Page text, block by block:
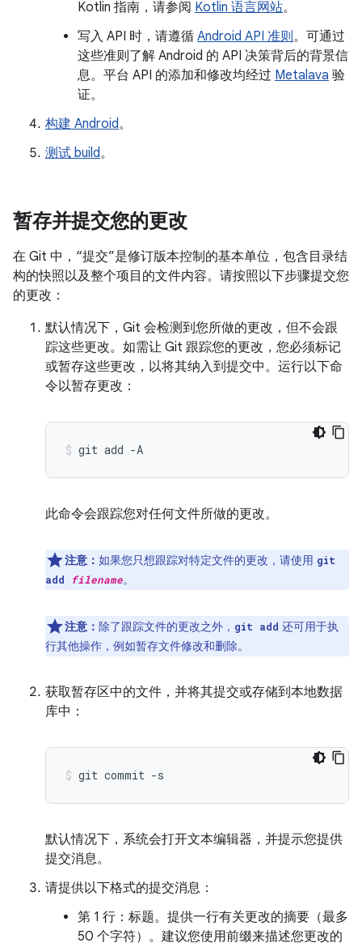
Kotlin 指南，请参阅 Kotlin 语言网站。
写入 API 时，请遵循 Android API 准则。可通过
这些准则了解 Android 的 API 决策背后的背景信
息。平台 API 的添加和修改均经过 Metalava 验
证。
构建 Android。
测试 build。
暂存并提交您的更改
在 Git 中，“提交”是修订版本控制的基本单位，包含目录结
构的快照以及整个项目的文件内容。 请按照以下步骤提交您
的更改：
默认情况下，Git 会检测到您所做的更改，但不会跟
踪这些更改。如需让 Git 跟踪您的更改，您必须标记
或暂存这些更改，以将其纳入到提交中。运行以下命
令以暂存更改：
git add -A
此命令会跟踪您对任何文件所做的更改。
注意： 如果您只想跟踪对特定文件的更改，请使用 git
add
filename。
注意： 除了跟踪文件的更改之外， git add 还可用于执
行其他操作，例如暂存文件修改和删除。
获取暂存区中的文件，并将其提交或存储到本地数据
库中：
git commit -s
默认情况下，系统会打开文本编辑器，并提示您提供
提交消息。
请提供以下格式的提交消息：
第 1 行：标题。提供一行有关更改的摘要（最多
50 个字符）。建议您使用前缀来描述您更改的